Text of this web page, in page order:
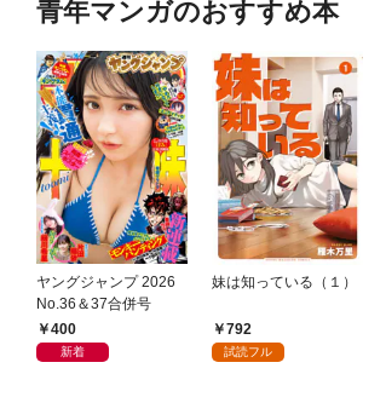
青年マンガのおすすめ本
ヤングジャンプ 2026
No.36＆37合併号
400
新着
妹は知っている（１）
792
試読フル